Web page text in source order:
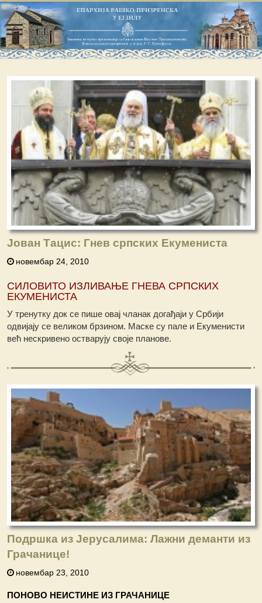
Јован Тацис: Гнев српских Екумениста
новембар 24, 2010
СИЛОВИТО ИЗЛИВАЊЕ ГНЕВА СРПСКИХ
ЕКУМЕНИСТА
У тренутку док се пише овај чланак догађаји у Србији
одвијају се великом брзином. Маске су пале и Екуменисти
већ нескривено остварују своје планове.
Подршка из Јерусалима: Лажни деманти из
Грачанице!
новембар 23, 2010
ПОНОВО НЕИСТИНЕ ИЗ ГРАЧАНИЦЕ